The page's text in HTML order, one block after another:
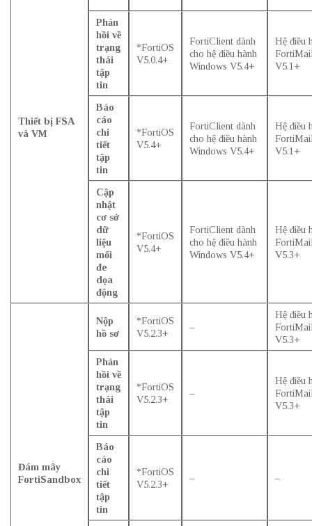
Thiết bị FSA
và VM
Phản
hồi về
trạng
thái
tập
tin
*FortiOS
V5.0.4+
FortiClient dành
cho hệ điều hành
Windows V5.4+
Hệ điều
V5.1+
Báo
cáo
chi
tiết
tập
tin
*FortiOS
V5.4+
FortiClient dành
cho hệ điều hành
Windows V5.4+
Hệ điều
V5.1+
Cập
nhật
cơ sở
dữ
liệu
mối
đe
dọa
động
*FortiOS
V5.4+
FortiClient dành
cho hệ điều hành
Windows V5.4+
Hệ điều
V5.3+
Đám mây
FortiSandbox
Nộp
hồ sơ
*FortiOS
V5.2.3+
–
Hệ điều
V5.3+
Phản
hồi về
trạng
thái
tập
tin
*FortiOS
V5.2.3+
–
Hệ điều
V5.3+
Báo
cáo
chi
tiết
tập
tin
*FortiOS
V5.2.3+
– –